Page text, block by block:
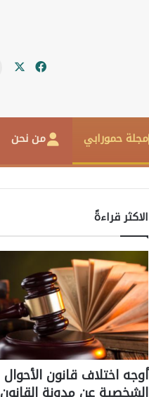
فيسبوك
مجلة حمورابي من نحن
الاكثر قراءةً
أوجه اختلاف قانون الأحوال